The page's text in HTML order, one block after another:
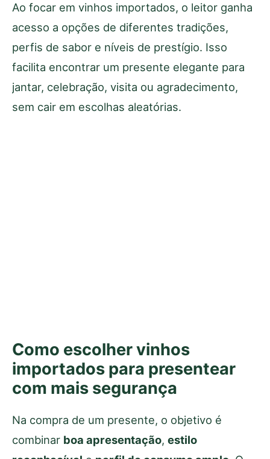
Ao focar em vinhos importados, o leitor ganha
acesso a opções de diferentes tradições,
perfis de sabor e níveis de prestígio. Isso
facilita encontrar um presente elegante para
jantar, celebração, visita ou agradecimento,
sem cair em escolhas aleatórias.
Como escolher vinhos
importados para presentear
com mais segurança
Na compra de um presente, o objetivo é
combinar boa apresentação, estilo